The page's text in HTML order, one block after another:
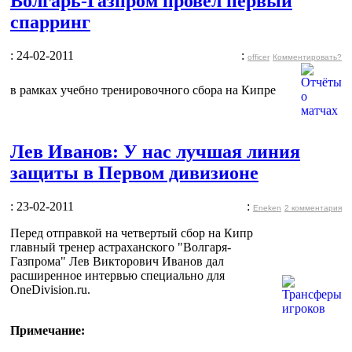
спарринг
: 24-02-2011 : officer Комментировать?
в рамках учебно тренировочного сбора на Кипре
Лев Иванов: У нас лучшая линия
защиты в Первом дивизионе
: 23-02-2011 : Eneken 2 комментария
Перед отправкой на четвертый сбор на Кипр
главный тренер астраханского "Волгаря-
Газпрома" Лев Викторович Иванов дал
расширенное интервью специально для
OneDivision.ru.
Примечание: